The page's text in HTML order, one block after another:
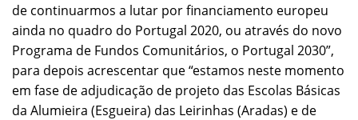
de continuarmos a lutar por financiamento europeu
ainda no quadro do Portugal 2020, ou através do novo
Programa de Fundos Comunitários, o Portugal 2030”,
para depois acrescentar que “estamos neste momento
em fase de adjudicação de projeto das Escolas Básicas
da Alumieira (Esgueira) das Leirinhas (Aradas) e de